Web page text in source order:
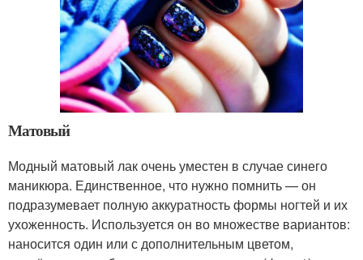
Матовый
Модный матовый лак очень уместен в случае синего
маникюра. Единственное, что нужно помнить — он
подразумевает полную аккуратность формы ногтей и их
ухоженность. Используется он во множестве вариантов:
наносится один или с дополнительным цветом,